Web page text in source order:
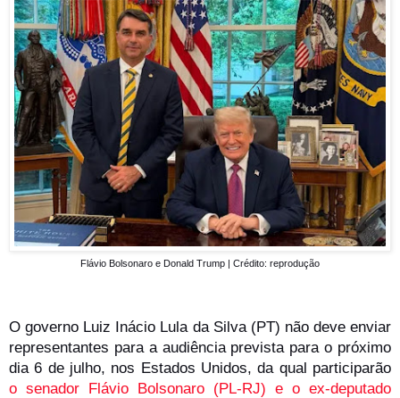
Flávio Bolsonaro e Donald Trump Crédito: reprodução
O governo Luiz Inácio Lula da Silva (PT) não deve enviar
representantes para a audiência prevista para o próximo
dia 6 de julho, nos Estados Unidos, da qual participarão
o senador Flávio Bolsonaro (PL-RJ) e o ex-deputado